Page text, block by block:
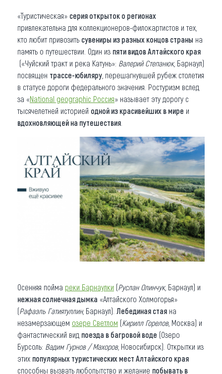
«Туристическая» серия открыток о регионах
привлекательна для коллекционеров-филокартистов и тех,
кто любит привозить сувениры из разных концов страны на
память о путешествии. Один из пяти видов Алтайского края
(«Чуйский тракт и река Катунь»: Валерий Степанюк, Барнаул)
посвящен трассе-юбиляру , перешагнувшей рубеж столетия
в статусе дороги федерального значения. Ростуризм вслед
за «National geographic Россия» называет эту дорогу с
тысячелетней историей одной из красивейших в мире и
вдохновляющей на путешествия
Осенняя пойма реки Барнаулки (Руслан Олинчук, Барнаул) и
нежная солнечная дымка «Алтайского Холмогорья»
(Рафаэль Гатиятуллин, Барнаул). Лебединая стая на
незамерзающем озере Светлом (Кирилл Горелов, Москва) и
фантастический вид поезда в багровой воде (Озеро
Бурсоль: Вадим Гурнов / Махоров, Новосибирск). Открытки из
этих популярных туристических мест Алтайского края
способны вызвать любопытство и желание побывать в